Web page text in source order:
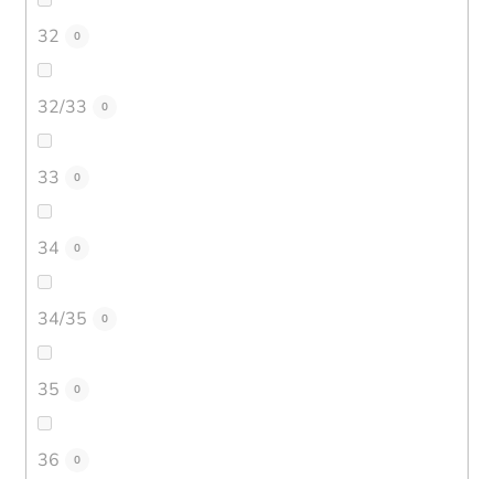
32 0
32/33 0
33 0
34 0
34/35 0
35 0
36 0